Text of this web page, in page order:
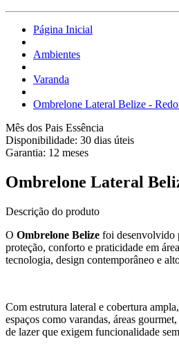
Página Inicial
Ambientes
Varanda
Ombrelone Lateral Belize -
Mês dos Pais Essência
Disponibilidade: 30 dias úteis
Garantia: 12 meses
Ombrelone Lateral
Descrição do produto
O Ombrelone Belize foi desenvolvido
proteção, conforto e praticidade em
tecnologia, design contemporâneo e
Com estrutura lateral e cobertura
espaços como varandas, áreas
de lazer que exigem funcionalidade